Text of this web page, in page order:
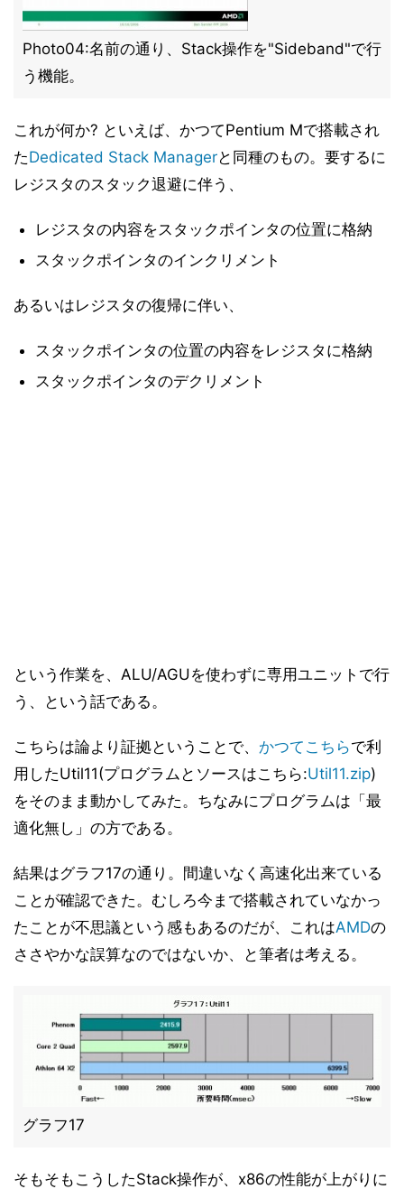
17 Independent DRAM Controller (3)
Photo04:名前の通り、Stack操作を"Sideband"で行
う機能。
これが何か? といえば、かつてPentium Mで搭載され
たDedicated Stack Managerと同種のもの。要するに
レジスタのスタック退避に伴う、
レジスタの内容をスタックポインタの位置に格納
スタックポインタのインクリメント
あるいはレジスタの復帰に伴い、
スタックポインタの位置の内容をレジスタに格納
スタックポインタのデクリメント
という作業を、ALU/AGUを使わずに専用ユニットで行
う、という話である。
こちらは論より証拠ということで、 かつてこちらで利
用したUtil11(プログラムとソースはこちら:Util11.zip)
をそのまま動かしてみた。ちなみにプログラムは「最
適化無し」の方である。
結果はグラフ17の通り。間違いなく高速化出来ている
ことが確認できた。むしろ今まで搭載されていなかっ
たことが不思議という感もあるのだが、これはAMDの
ささやかな誤算なのではないか、と筆者は考える。
グラフ17
そもそもこうしたStack操作が、x86の性能が上がりに